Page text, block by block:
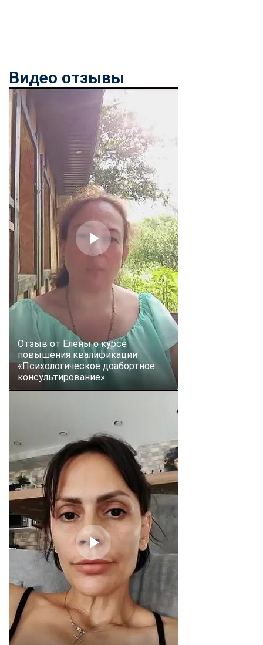
Видео отзывы
Отзыв от Елены о курсе
повышения квалификации
«Психологическое доабортное
консультирование»